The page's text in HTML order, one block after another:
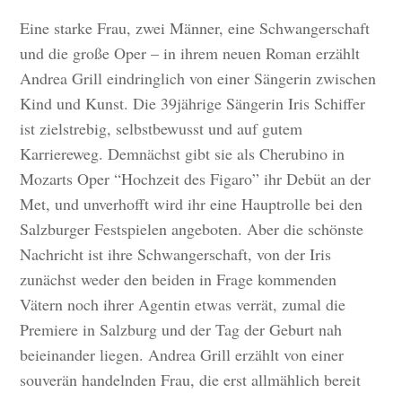
Eine starke Frau, zwei Männer, eine Schwangerschaft
und die große Oper – in ihrem neuen Roman erzählt
Andrea Grill eindringlich von einer Sängerin zwischen
Kind und Kunst. Die 39jährige Sängerin Iris Schiffer
ist zielstrebig, selbstbewusst und auf gutem
Karriereweg. Demnächst gibt sie als Cherubino in
Mozarts Oper “Hochzeit des Figaro” ihr Debüt an der
Met, und unverhofft wird ihr eine Hauptrolle bei den
Salzburger Festspielen angeboten. Aber die schönste
Nachricht ist ihre Schwangerschaft, von der Iris
zunächst weder den beiden in Frage kommenden
Vätern noch ihrer Agentin etwas verrät, zumal die
Premiere in Salzburg und der Tag der Geburt nah
beieinander liegen. Andrea Grill erzählt von einer
souverän handelnden Frau, die erst allmählich bereit